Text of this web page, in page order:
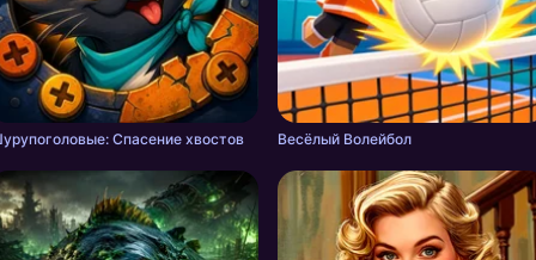
Спасение хвостов Весёлый Волейбол